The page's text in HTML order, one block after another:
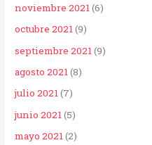
noviembre 2021(6)
octubre 2021(9)
septiembre 2021(9)
agosto 2021(8)
julio 2021(7)
junio 2021(5)
mayo 2021(2)